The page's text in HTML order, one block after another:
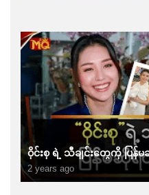
ဝိုင်းစု ရဲ့ သီချင်းတွေကို ပြန်
2 years ago